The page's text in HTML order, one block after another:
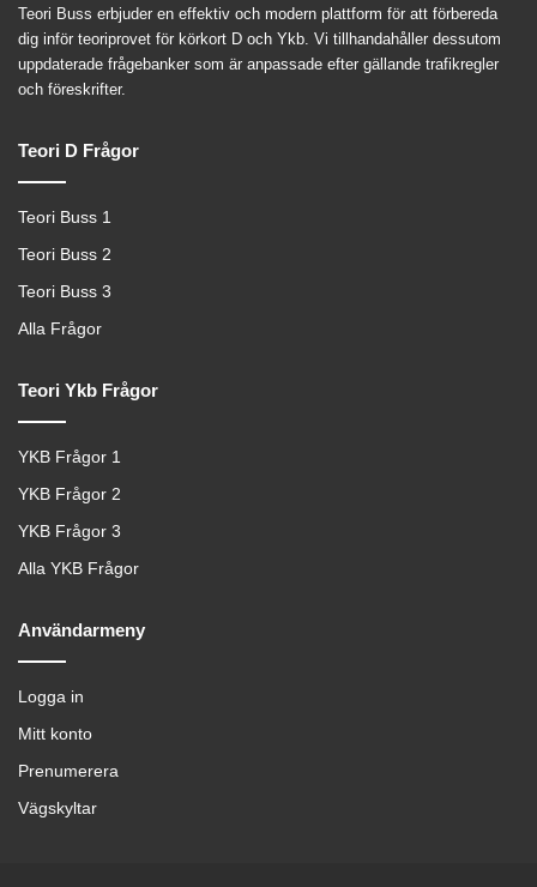
Teori Buss erbjuder en effektiv och modern plattform för att förbereda
dig inför teoriprovet för körkort D och Ykb. Vi tillhandahåller dessutom
uppdaterade frågebanker som är anpassade efter gällande trafikregler
och föreskrifter.
Teori D Frågor
Teori Buss 1
Teori Buss 2
Teori Buss 3
Alla Frågor
Teori Ykb Frågor
YKB Frågor 1
YKB Frågor 2
YKB Frågor 3
Alla YKB Frågor
Användarmeny
Logga in
Mitt konto
Prenumerera
Vägskyltar